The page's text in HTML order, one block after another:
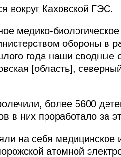
вокруг Каховской ГЭС.
медико-биологическое
обороны в
года наши сводные
[область],
более 5600
в них проработало за
на себя медицинское
атомной